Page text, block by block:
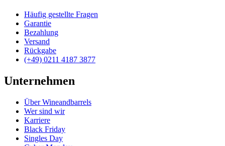
Häufig gestellte Fragen
Garantie
Bezahlung
Versand
Rückgabe
(+49) 0211 4187 3877
Unternehmen
Über Wineandbarrels
Wer sind wir
Karriere
Black Friday
Singles Day